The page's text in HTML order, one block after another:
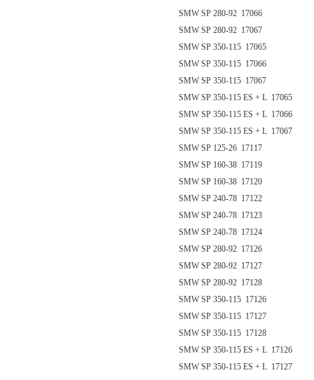
SMW SP 280-92 17066
SMW SP 280-92 17067
SMW SP 350-115 17065
SMW SP 350-115 17066
SMW SP 350-115 17067
SMW SP 350-115 ES + L 17065
SMW SP 350-115 ES + L 17066
SMW SP 350-115 ES + L 17067
SMW SP 125-26 17117
SMW SP 160-38 17119
SMW SP 160-38 17120
SMW SP 240-78 17122
SMW SP 240-78 17123
SMW SP 240-78 17124
SMW SP 280-92 17126
SMW SP 280-92 17127
SMW SP 280-92 17128
SMW SP 350-115 17126
SMW SP 350-115 17127
SMW SP 350-115 17128
SMW SP 350-115 ES + L 17126
SMW SP 350-115 ES + L 17127